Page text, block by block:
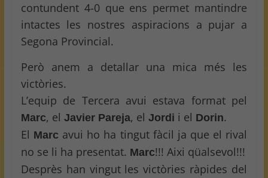
contundent 4-0 que ens permet mantindre
intactes les nostres aspiracions a pujar a
Segona Provincial.
Però anem a detallar una mica més les
victòries.
L’equip de Tercera avui estava format pel
Marc, el Javier Pareja, el Jordi i el Dorin.
El Marc avui ho ha tingut fàcil ja que el rival
no se li ha presentat. Marc!!! Aixi qüalsevol!!!
Desprès han vingut les victòries ràpides del